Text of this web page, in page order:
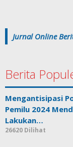
Jurnal Online
Berita
Mengantisipasi
Pemilu 2024
Lakukan…
26620 Dilihat